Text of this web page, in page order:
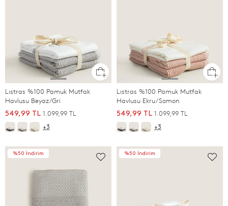
Lıstras %100 Pamuk Mutfak
Havlusu Beyaz/Gri
549,99 TL 1.099,99 TL
+3
Lıstras %100 Pamuk Mutfak
Havlusu Ekru/Somon
549,99 TL 1.099,99 TL
+3
%50 İndirim %50 İndirim